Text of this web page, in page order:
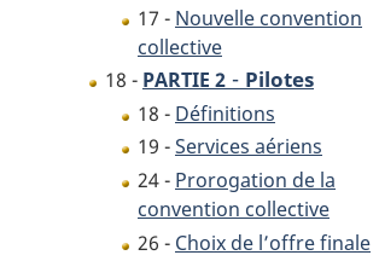
17 - Nouvelle convention
collective
18 - PARTIE 2 - Pilotes
18 - Définitions
19 -Services aériens
24 - Prorogation de la
convention collective
26 - Choix de l’offre finale